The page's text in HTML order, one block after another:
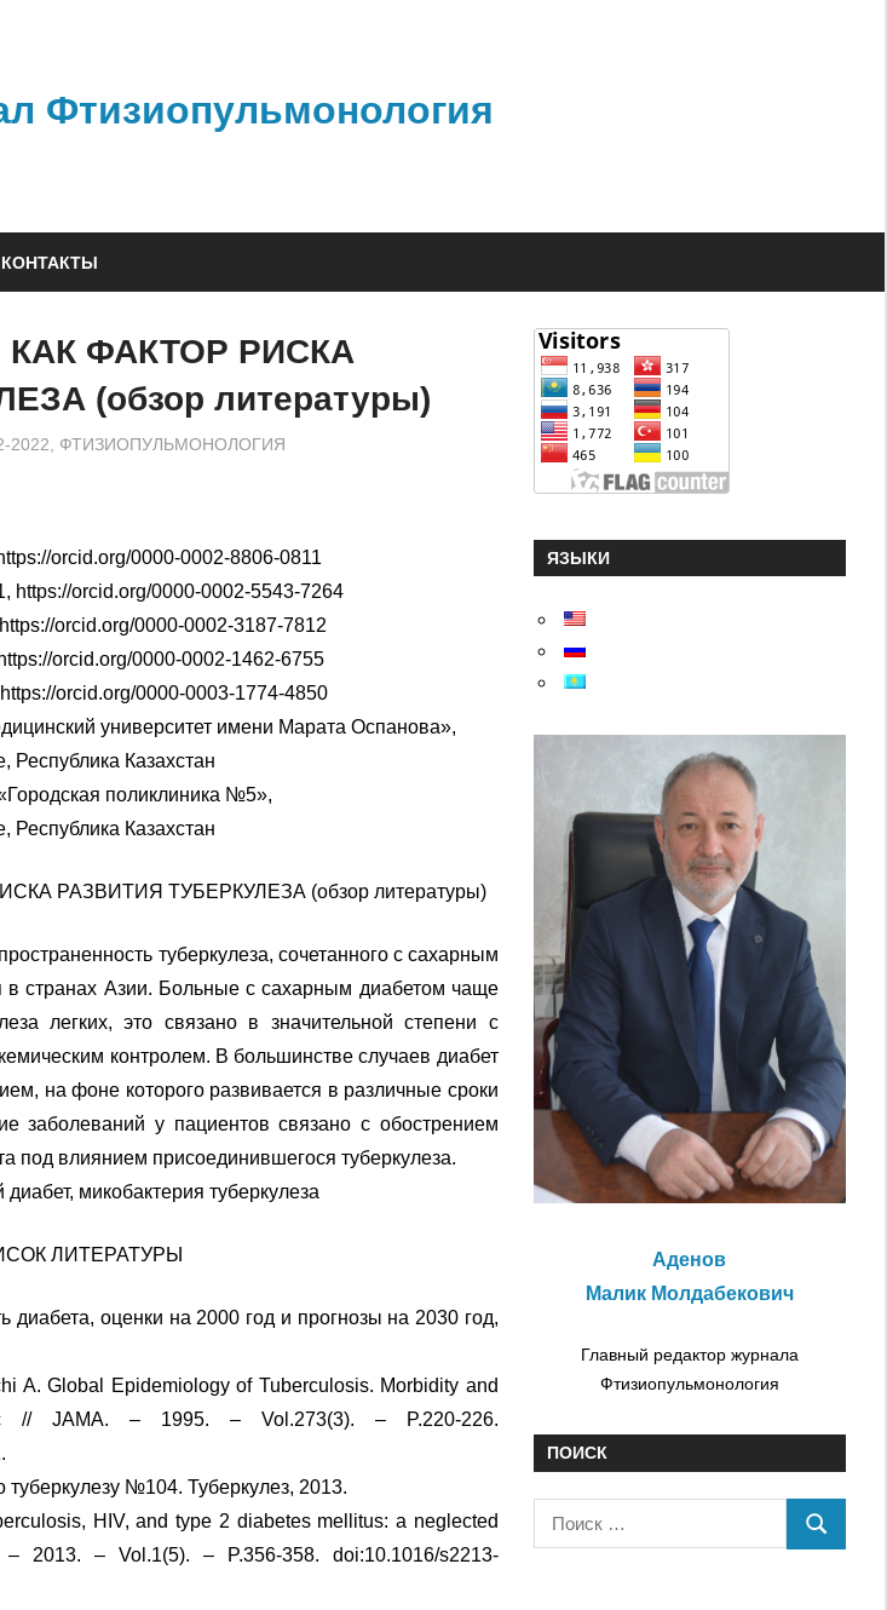
Фтизиопульмонология
КОНТАКТЫ
ФАКТОР РИСКА
(обзор литературы)
2022 ФТИЗИОПУЛЬМОНОЛОГИЯ
orcid.org/0000-0002-8806-0811
https://orcid.org/0000-0002-5543-7264
orcid.org/0000-0002-3187-7812
orcid.org/0000-0002-1462-6755
orcid.org/0000-0003-1774-4850
университет имени Марата Оспанова»,
Республика Казахстан
поликлиника №5»,
Республика Казахстан
РАЗВИТИЯ ТУБЕРКУЛЕЗА (обзор литературы)
туберкулеза, сочетанного с сахарным
в странах Азии. Больные с сахарным диабетом чаще
легких, это связано в значительной степени с
контролем. В большинстве случаев диабет
на фоне которого развивается в различные сроки
заболеваний у пациентов связано с обострением
под влиянием присоединившегося туберкулеза.
микобактерия туберкулеза
ЛИТЕРАТУРЫ
диабета, оценки на 2000 год и прогнозы на 2030 год,
A. Global Epidemiology of Tuberculosis. Morbidity and
// JAMA. – 1995. – Vol.273(3). – P.220-226.
№104. Туберкулез, 2013.
HIV, and type 2 diabetes mellitus: a neglected
2013. – Vol.1(5). – P.356-358. doi:10.1016/s2213-
ЯЗЫКИ
Аденов
Малик Молдабекович
Главный редактор журнала
Фтизиопульмонология
ПОИСК
о